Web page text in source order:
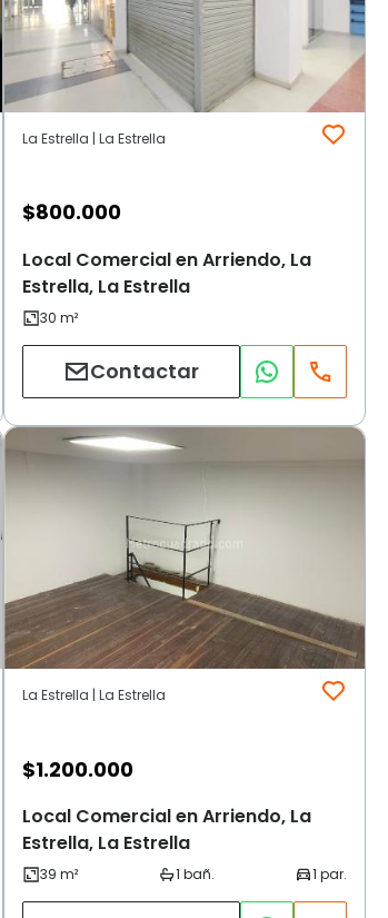
La Estrella | La Estrella
$800.000
Local Comercial en Arriendo, La
Estrella, La Estrella
Contactar
La Estrella | La Estrella
$1.200.000
Local Comercial en Arriendo, La
Estrella, La Estrella